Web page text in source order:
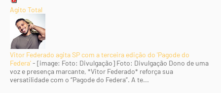
Agito Total
Vitor Federado agita SP com a terceira edição do 'Pagode do
Federa'- [image: Foto: Divulgação] Foto: Divulgação Dono de uma
voz e presença marcante, *Vitor Federado* reforça sua
versatilidade com o “Pagode do Federa”. A te...